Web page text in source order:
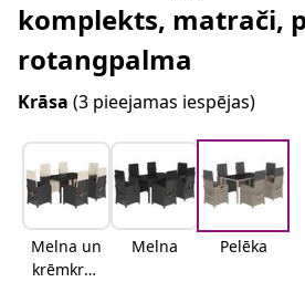
komplekts, matrači,
rotangpalma
Krāsa (3 pieejamas iespējas)
Melna un
krēmkrās
Melna Pelēka